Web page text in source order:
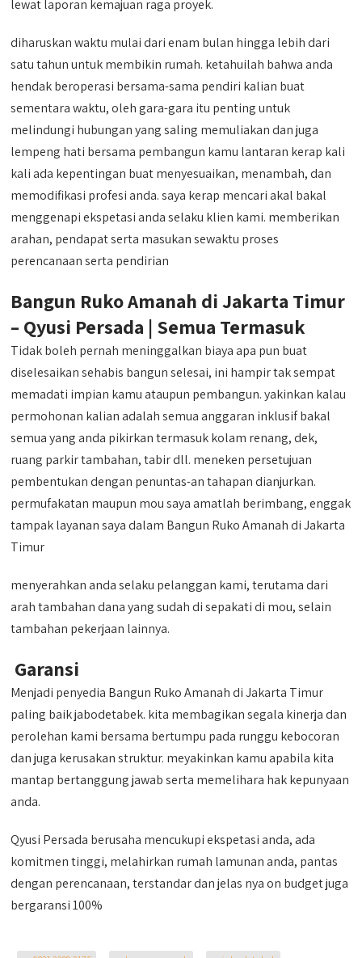
lewat laporan kemajuan raga proyek.
diharuskan waktu mulai dari enam bulan hingga lebih dari
satu tahun untuk membikin rumah. ketahuilah bahwa anda
hendak beroperasi bersama-sama pendiri kalian buat
sementara waktu, oleh gara-gara itu penting untuk
melindungi hubungan yang saling memuliakan dan juga
lempeng hati bersama pembangun kamu lantaran kerap kali
kali ada kepentingan buat menyesuaikan, menambah, dan
memodifikasi profesi anda. saya kerap mencari akal bakal
menggenapi ekspetasi anda selaku klien kami. memberikan
arahan, pendapat serta masukan sewaktu proses
perencanaan serta pendirian
Bangun Ruko Amanah di Jakarta Timur
– Qyusi Persada | Semua Termasuk
Tidak boleh pernah meninggalkan biaya apa pun buat
diselesaikan sehabis bangun selesai, ini hampir tak sempat
memadati impian kamu ataupun pembangun. yakinkan kalau
permohonan kalian adalah semua anggaran inklusif bakal
semua yang anda pikirkan termasuk kolam renang, dek,
ruang parkir tambahan, tabir dll. meneken persetujuan
pembentukan dengan penuntas-an tahapan dianjurkan.
permufakatan maupun mou saya amatlah berimbang, enggak
tampak layanan saya dalam Bangun Ruko Amanah di Jakarta
Timur
menyerahkan anda selaku pelanggan kami, terutama dari
arah tambahan dana yang sudah di sepakati di mou, selain
tambahan pekerjaan lainnya.
Garansi
Menjadi penyedia Bangun Ruko Amanah di Jakarta Timur
paling baik jabodetabek. kita membagikan segala kinerja dan
perolehan kami bersama bertumpu pada runggu kebocoran
dan juga kerusakan struktur. meyakinkan kamu apabila kita
mantap bertanggung jawab serta memelihara hak kepunyaan
anda.
Qyusi Persada berusaha mencukupi ekspetasi anda, ada
komitmen tinggi, melahirkan rumah lamunan anda, pantas
dengan perencanaan, terstandar dan jelas nya on budget juga
bergaransi 100%